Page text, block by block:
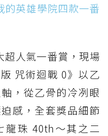
的英雄學院四款一番
超人氣一番賞，現場
咒術迴戰 0》以乙
，從乙骨的冷冽眼
感，全套獎品細節
龍珠 40th～其之二